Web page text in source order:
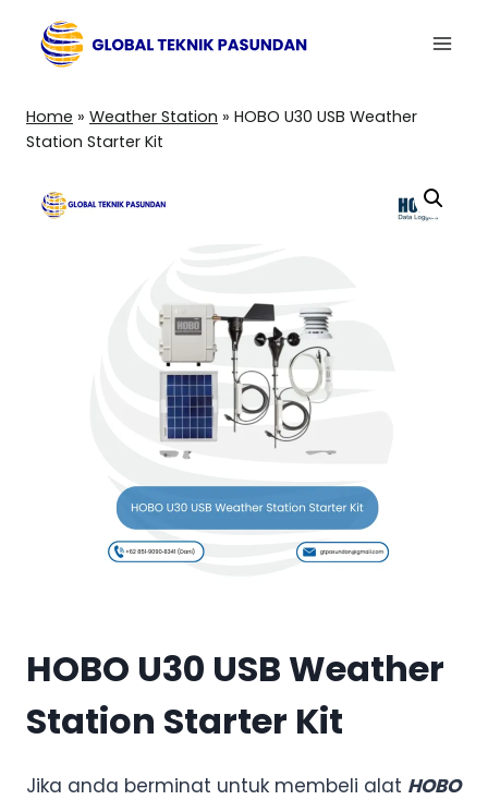
content
Home » Weather Station » HOBO U30 USB Weather
Station Starter Kit
HOBO U30 USB Weather
Station Starter Kit
Jika anda berminat untuk membeli alat HOBO